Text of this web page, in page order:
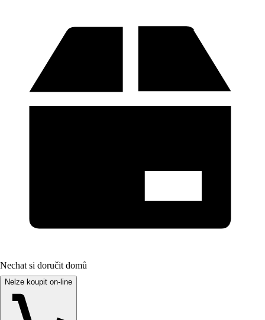
Nechat si doručit domů
Nelze koupit on-line